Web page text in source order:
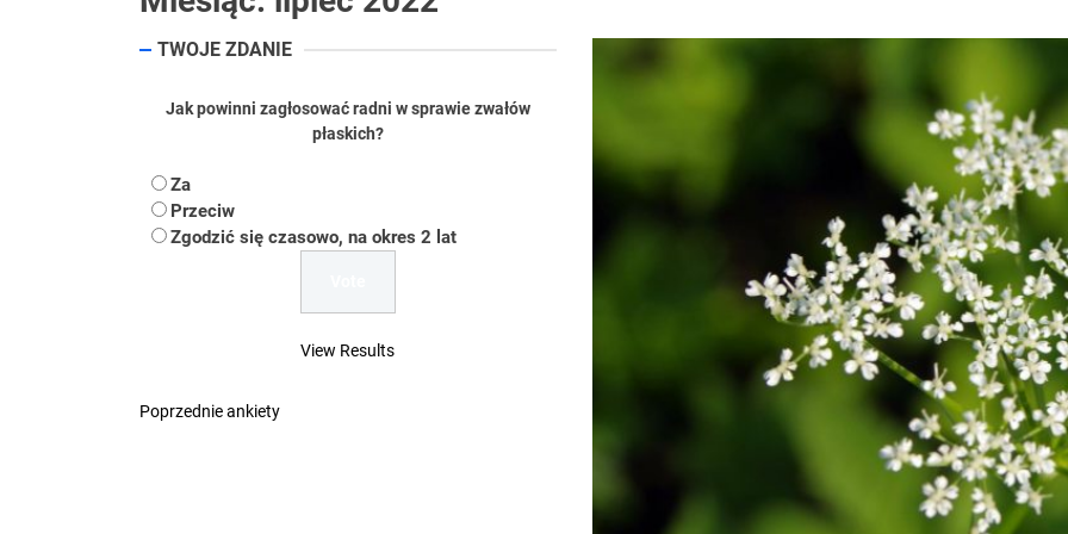
Koper – część 2.
Uwaga Dębieńsko – woda nieprzydatna do spożycia!!!
Dość komentowania kolejnych afer w ochronie zdrowia — czas zacząć mówić o
TWOJE ZDANIE
Jak powinni zagłosować radni w sprawie zwałów
płaskich?
Za
Przeciw
Zgodzić się czasowo, na okres 2 lat
View Results
Poprzednie ankiety